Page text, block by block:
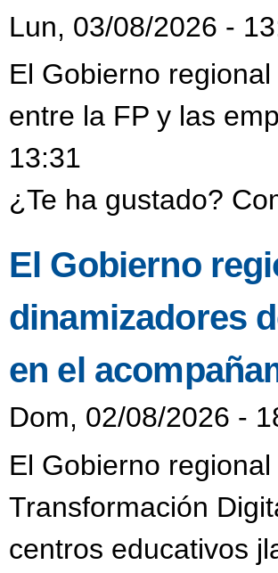
Lun, 03/08/2026 -
El Gobierno
entre la FP y las
13:31
¿Te ha gustado?
El Gobierno
dinamizadores
en el
Dom, 02/08/2026 -
El Gobierno
Transformación
centros educativos